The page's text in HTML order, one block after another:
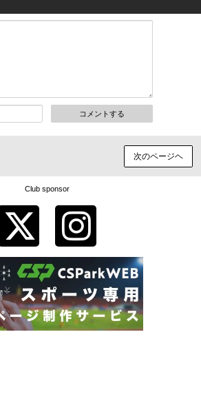
コメントする
次のページヘ
Club sponsor